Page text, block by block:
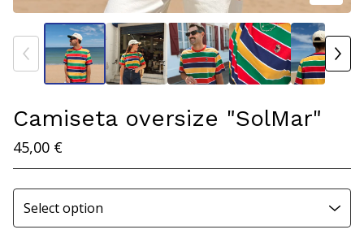
Camiseta oversize "SolMar"
45,00 €